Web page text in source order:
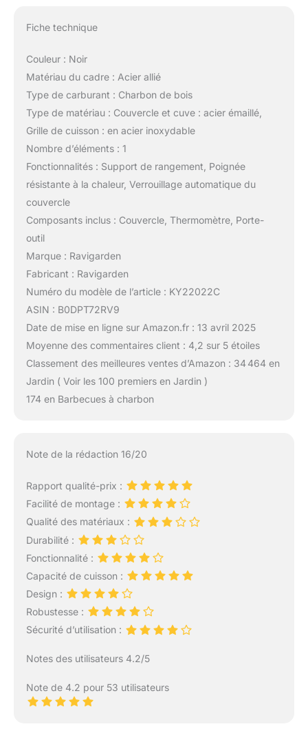
Fiche technique
Couleur : Noir
Matériau du cadre : Acier allié
Type de carburant : Charbon de bois
Type de matériau : Couvercle et cuve : acier émaillé,
Grille de cuisson : en acier inoxydable
Nombre d’éléments : 1
Fonctionnalités : Support de rangement, Poignée
résistante à la chaleur, Verrouillage automatique du
couvercle
Composants inclus : Couvercle, Thermomètre, Porte-
outil
Marque : Ravigarden
Fabricant : Ravigarden
Numéro du modèle de l’article : KY22022C
ASIN : B0DPT72RV9
Date de mise en ligne sur Amazon.fr : 13 avril 2025
Moyenne des commentaires client : 4,2 sur 5 étoiles
Classement des meilleures ventes d’Amazon : 34 464 en
Jardin ( Voir les 100 premiers en Jardin )
174 en Barbecues à charbon
Note de la rédaction 16/20
Rapport qualité-prix :
Facilité de montage :
Qualité des matériaux :
Durabilité :
Fonctionnalité :
Capacité de cuisson :
Design :
Robustesse :
Sécurité d’utilisation :
Notes des utilisateurs 4.2/5
Note de 4.2 pour 53 utilisateurs